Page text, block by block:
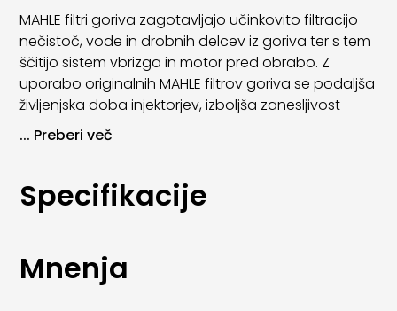
MAHLE filtri goriva zagotavljajo učinkovito filtracijo
nečistoč, vode in drobnih delcev iz goriva ter s tem
ščitijo sistem vbrizga in motor pred obrabo. Z
uporabo originalnih MAHLE filtrov goriva se podaljša
življenjska doba injektorjev, izboljša zanesljivost
delovanja motorja in zmanjša tveganje za okvare.
zasnovani za natančno prileganje določenim
modelom vozil. Primerni so za bencinske in dizelske
... Preberi več
Specifikacije
Mnenja